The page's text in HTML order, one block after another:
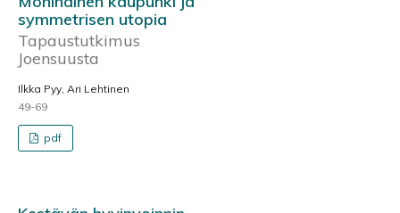
symmetrisen utopia
Tapaustutkimus
Joensuusta
Ilkka Pyy, Ari Lehtinen
49-69
pdf